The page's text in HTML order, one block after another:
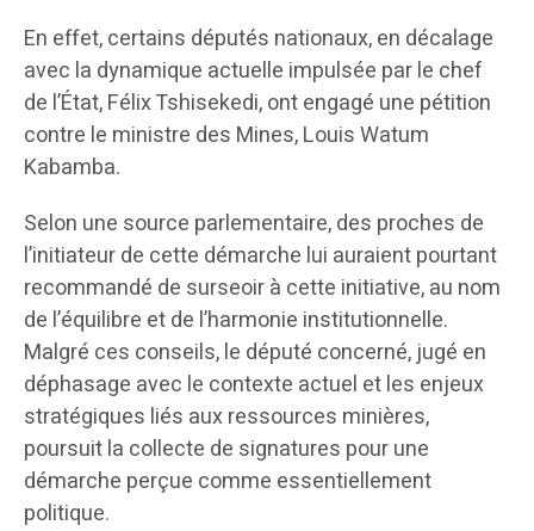
En effet, certains députés nationaux, en décalage
avec la dynamique actuelle impulsée par le chef
de l’État, Félix Tshisekedi, ont engagé une pétition
contre le ministre des Mines, Louis Watum
Kabamba.
Selon une source parlementaire, des proches de
l’initiateur de cette démarche lui auraient pourtant
recommandé de surseoir à cette initiative, au nom
de l’équilibre et de l’harmonie institutionnelle.
Malgré ces conseils, le député concerné, jugé en
déphasage avec le contexte actuel et les enjeux
stratégiques liés aux ressources minières,
poursuit la collecte de signatures pour une
démarche perçue comme essentiellement
politique.